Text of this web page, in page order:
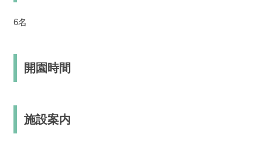
6名
開園時間
施設案内